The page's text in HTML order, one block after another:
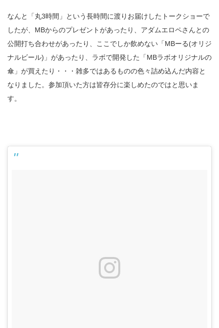
なんと「丸3時間」という長時間に渡りお届けしたトークショーで
したが、MBからのプレゼントがあったり、アダムエロペさんとの
公開打ち合わせがあったり、ここでしか飲めない「MBーる(オリジ
ナルビール)」があったり、ラボで開発した「MBラボオリジナルの
傘」が買えたり・・・雑多ではあるものの色々詰め込んだ内容と
なりました。参加頂いた方は皆存分に楽しめたのではと思いま
す。